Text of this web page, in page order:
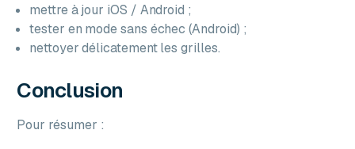
mettre à jour iOS / Android ;
tester en mode sans échec (Android) ;
nettoyer délicatement les grilles.
Conclusion
Pour résumer :